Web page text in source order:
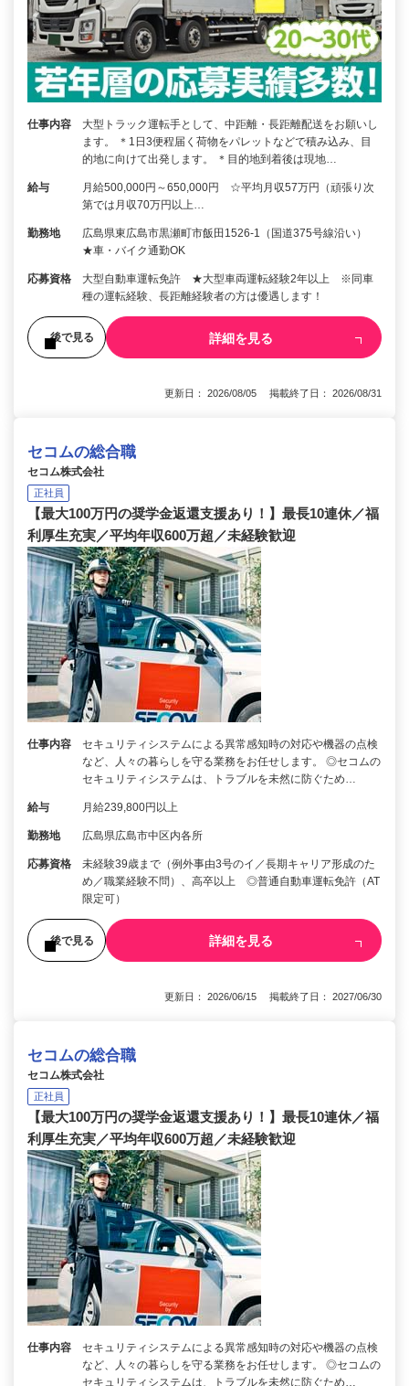
仕事内容
大型トラック運転手として、中距離・長距離配送をお願いし
ます。 ＊1日3便程届く荷物をパレットなどで積み込み、目
的地に向けて出発します。 ＊目的地到着後は現地…
給与
月給500,000円～650,000円 ☆平均月収57万円（頑張り次
第では月収70万円以上…
勤務地
広島県東広島市黒瀬町市飯田1526-1（国道375号線沿い）
★車・バイク通勤OK
応募資格
大型自動車運転免許 ★大型車両運転経験2年以上 ※同車
種の運転経験、長距離経験者の方は優遇します！
後で見る 詳細を見る
更新日： 2026/08/05 掲載終了日： 2026/08/31
セコムの総合職
セコム株式会社
正社員
【最大100万円の奨学金返還支援あり！】最長10連休／福
利厚生充実／平均年収600万超／未経験歓迎
仕事内容
セキュリティシステムによる異常感知時の対応や機器の点検
など、人々の暮らしを守る業務をお任せします。 ◎セコムの
セキュリティシステムは、トラブルを未然に防ぐため…
給与 月給239,800円以上
勤務地 広島県広島市中区内各所
応募資格
未経験39歳まで（例外事由3号のイ／長期キャリア形成のた
め／職業経験不問）、高卒以上 ◎普通自動車運転免許（AT
限定可）
後で見る 詳細を見る
更新日： 2026/06/15 掲載終了日： 2027/06/30
セコムの総合職
セコム株式会社
正社員
【最大100万円の奨学金返還支援あり！】最長10連休／福
利厚生充実／平均年収600万超／未経験歓迎
仕事内容
セキュリティシステムによる異常感知時の対応や機器の点検
など、人々の暮らしを守る業務をお任せします。 ◎セコムの
セキュリティシステムは、トラブルを未然に防ぐため…